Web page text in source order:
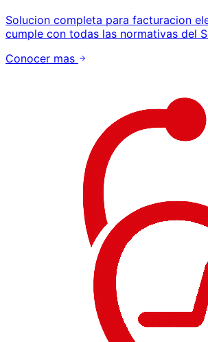
Solucion completa para facturacion
cumple con todas las normativas del
Conocer mas